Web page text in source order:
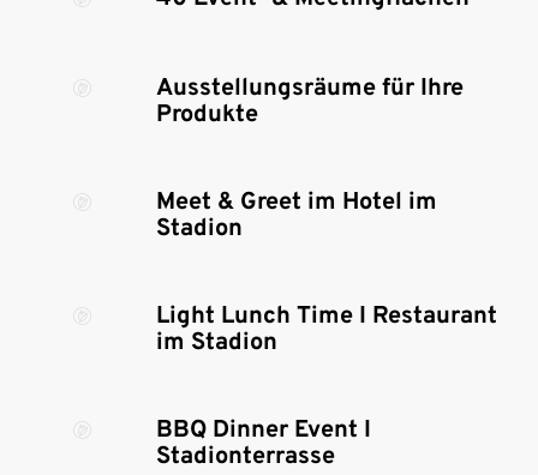
Ausstellungsräume für Ihre
Produkte
Meet & Greet im Hotel im
Stadion
Light Lunch Time I Restaurant
im Stadion
BBQ Dinner Event I
Stadionterrasse